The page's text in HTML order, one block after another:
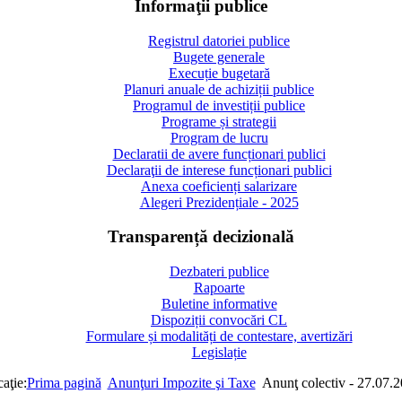
Informaţii publice
Registrul datoriei publice
Bugete generale
Execuție bugetară
Planuri anuale de achiziții publice
Programul de investiții publice
Programe și strategii
Program de lucru
Declaratii de avere funcționari publici
Declaraţii de interese funcționari publici
Anexa coeficienți salarizare
Alegeri Prezidențiale - 2025
Transparență decizională
Dezbateri publice
Rapoarte
Buletine informative
Dispoziții convocări CL
Formulare și modalități de contestare, avertizări
Legislație
Prima pagină Anunţuri Impozite şi Taxe Anunţ colectiv -